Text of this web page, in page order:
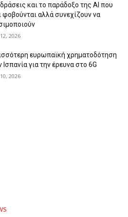
και το παράδοξο της AI που
φοβούνται αλλά συνεχίζουν να
2026
ευρωπαϊκή χρηματοδότηση
Ισπανία για την έρευνα στο 6G
2026